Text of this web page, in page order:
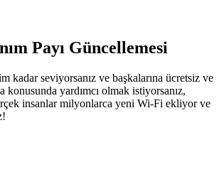
Payı Güncellemesi
kadar seviyorsanız ve başkalarına ücretsiz ve
yardımcı olmak istiyorsanız,
insanlar milyonlarca yeni Wi-Fi ekliyor ve